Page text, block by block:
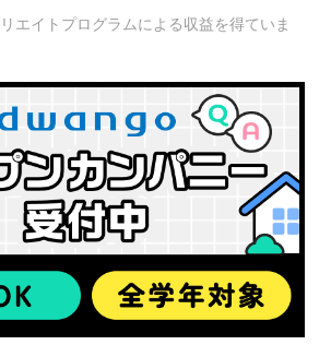
エイトプログラムによる収益を得ていま